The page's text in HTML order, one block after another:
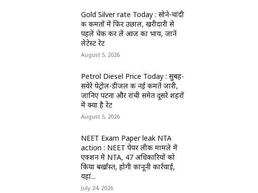
Gold Silver rate Today : सोने-चांदी
की कीमतों में फिर उछाल, खरीदारी से
पहले चेक कर लें आज का भाव, जानें
लेटेस्ट रेट
August 5, 2026
Petrol Diesel Price Today : सुबह-
सवेरे पेट्रोल-डीजल की नई कीमतें जारी,
जानिए पटना और रांची समेत दूसरे शहरों
में क्या है रेट
August 5, 2026
NEET Exam Paper leak NTA
action : NEET पेपर लीक मामले में
एक्शन में NTA, 47 अधिकारियों को
किया बर्खास्त, होगी कानूनी कार्रवाई,
यहां...
July 24, 2026